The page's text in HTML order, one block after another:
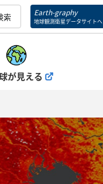
Earth-graphy
地球観測衛星データサイトへ
が見える